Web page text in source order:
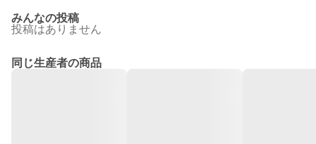
みんなの投稿
投稿はありません
同じ生産者の商品